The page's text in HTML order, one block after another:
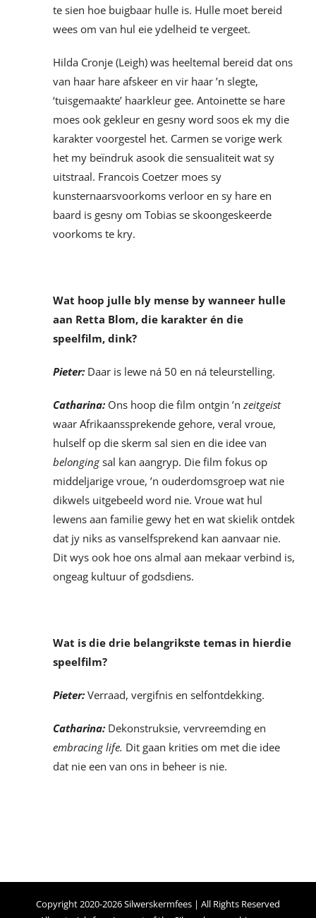
te sien hoe buigbaar hulle is. Hulle moet bereid
wees om van hul eie ydelheid te vergeet.
Hilda Cronje (Leigh) was heeltemal bereid dat ons
van haar hare afskeer en vir haar ’n slegte,
‘tuisgemaakte’ haarkleur gee. Antoinette se hare
moes ook gekleur en gesny word soos ek my die
karakter voorgestel het. Carmen se vorige werk
het my beïndruk asook die sensualiteit wat sy
uitstraal. Francois Coetzer moes sy
kunsternaarsvoorkoms verloor en sy hare en
baard is gesny om Tobias se skoongeskeerde
voorkoms te kry.
Wat hoop julle bly mense by wanneer hulle
aan Retta Blom, die karakter én die
speelfilm, dink?
Pieter:Daar is lewe ná 50 en ná teleurstelling.
Catharina:Ons hoop die film ontgin ’nzeitgeist
waar Afrikaanssprekende gehore, veral vroue,
hulself op die skerm sal sien en die idee van
belongingsal kan aangryp. Die film fokus op
middeljarige vroue, ’n ouderdomsgroep wat nie
dikwels uitgebeeld word nie. Vroue wat hul
lewens aan familie gewy het en wat skielik ontdek
dat jy niks as vanselfsprekend kan aanvaar nie.
Dit wys ook hoe ons almal aan mekaar verbind is,
ongeag kultuur of godsdiens.
Wat is die drie belangrikste temas in hierdie
speelfilm?
Pieter:Verraad, vergifnis en selfontdekking.
Catharina:Dekonstruksie, vervreemding en
embracing life. Dit gaan krities om met die idee
dat nie een van ons in beheer is nie.
Copyright 2020-2026 Silwerskermfees | All Rights Reserved